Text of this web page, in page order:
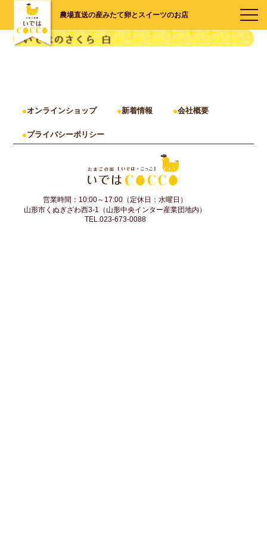
農場直送の産みたて卵とスイーツのお店
オンラインショップ 新着情報 会社概要
プライバシーポリシー
営業時間：10:00～17:00（定休日：水曜日）
山形市くぬぎざわ西3-1（山形中央インター産業団地内）
TEL.023-673-0088